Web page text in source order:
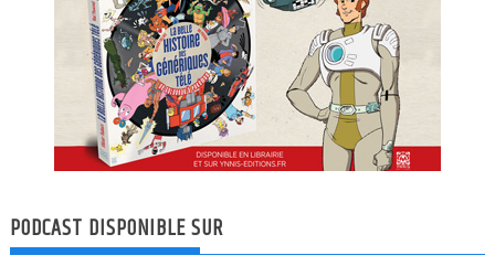
PODCAST DISPONIBLE SUR